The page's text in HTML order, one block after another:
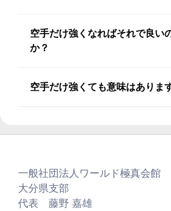
空手だけ強くなればそれで良い
か？
空手だけ強くても意味はありま
一般社団法人ワールド極真会館
大分県支部
代表 藤野 嘉雄